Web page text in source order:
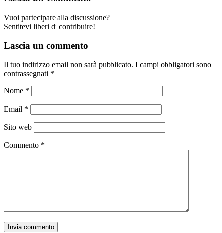
Vuoi partecipare alla discussione?
Sentitevi liberi di contribuire!
Lascia un commento
Il tuo indirizzo email non sarà pubblicato. I campi obbligatori sono
contrassegnati *
Nome *
Email *
Sito web
Commento *